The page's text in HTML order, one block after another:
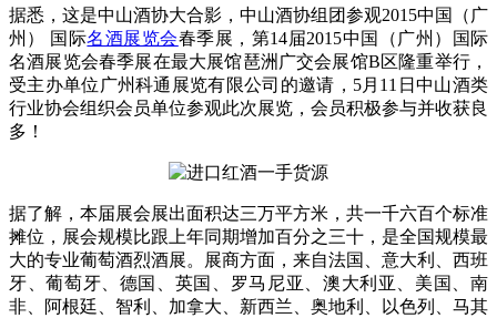
据悉，这是中山酒协大合影，中山酒协组团参观2015中国（广
州） 国际名酒展览会春季展，第14届2015中国（广州）国际
名酒展览会春季展在最大展馆琶洲广交会展馆B区隆重举行，
受主办单位广州科通展览有限公司的邀请，5月11日中山酒类
行业协会组织会员单位参观此次展览，会员积极参与并收获良
多！
据了解，本届展会展出面积达三万平方米，共一千六百个标准
摊位，展会规模比跟上年同期增加百分之三十，是全国规模最
大的专业葡萄酒烈酒展。展商方面，来自法国、意大利、西班
牙、葡萄牙、德国、英国、罗马尼亚、澳大利亚、美国、南
非、阿根廷、智利、加拿大、新西兰、奥地利、以色列、马其